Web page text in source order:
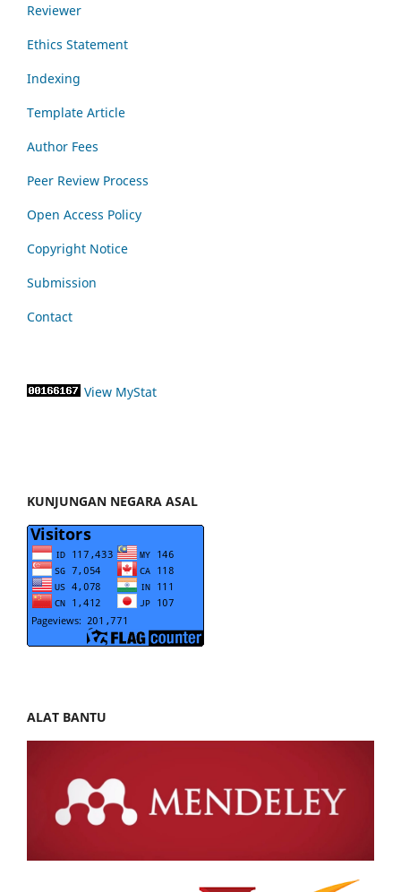
Reviewer
Ethics Statement
Indexing
Template Article
Author Fees
Peer Review Process
Open Access Policy
Copyright Notice
Submission
Contact
View MyStat
KUNJUNGAN NEGARA ASAL
ALAT BANTU